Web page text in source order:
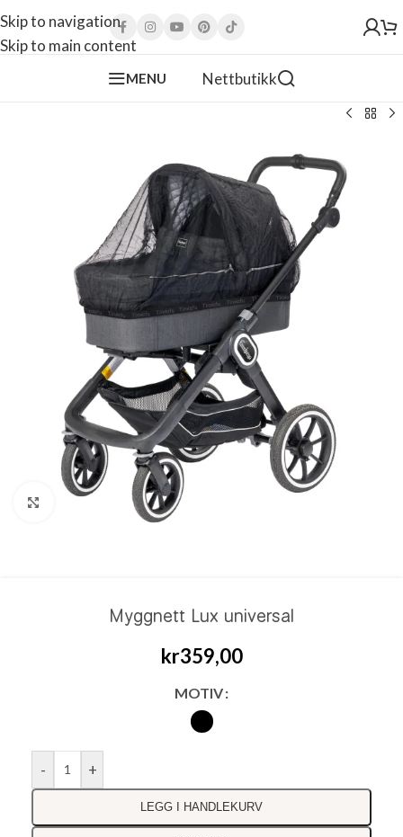
Skip to navigation
Skip to main content
MENU Nettbutikk
Click to enlarge
Myggnett Lux universal
kr359,00
MOTIV
- +
LEGG I HANDLEKURV